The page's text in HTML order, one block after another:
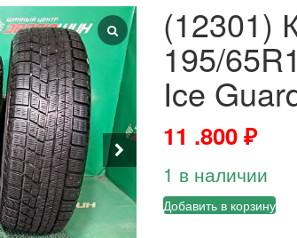
(12301)
195/
Ice
11 .800₽
1 в наличии
Добавить в корзину